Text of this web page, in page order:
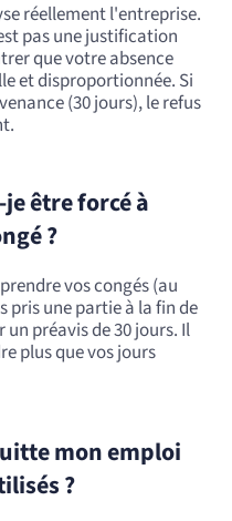
réellement l'entreprise.
pas une justification
que votre absence
et disproportionnée. Si
(30 jours), le refus
être forcé à
?
vos congés (au
pris une partie à la fin de
préavis de 30 jours. Il
plus que vos jours
mon emploi
?